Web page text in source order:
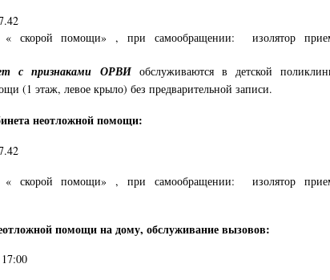
скорой помощи» , при самообращении: изолятор
с признаками ОРВИобслуживаются в детской
(1 этаж, левое крыло) без предварительной записи.
неотложной помощи:
скорой помощи» , при самообращении: изолятор
помощи на дому, обслуживание вызовов: